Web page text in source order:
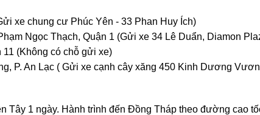
xe chung cư Phúc Yên - 33 Phan Huy Ích)
Ngọc Thạch, Quận 1 (Gửi xe 34 Lê Duẩn, Diamon
(Không có chỗ gửi xe)
P. An Lạc ( Gửi xe cạnh cây xăng 450 Kinh Dương
Tây 1 ngày. Hành trình đến Đồng Tháp theo đường cao